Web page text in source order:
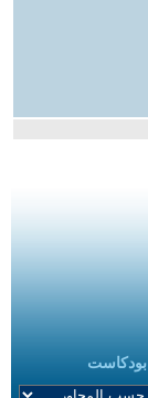
بودكاست